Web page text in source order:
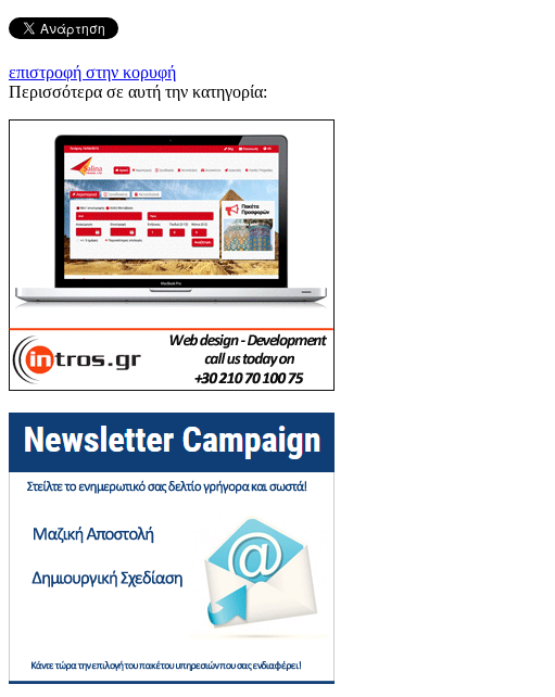
επιστροφή στην κορυφή
Περισσότερα σε αυτή την κατηγορία: